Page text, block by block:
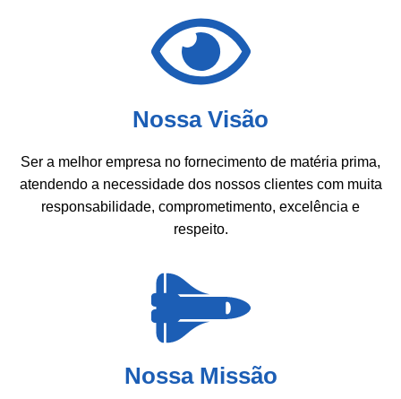
Nossa Visão
Ser a melhor empresa no fornecimento de matéria prima,
atendendo a necessidade dos nossos clientes com muita
responsabilidade, comprometimento, excelência e
respeito.
Nossa Missão